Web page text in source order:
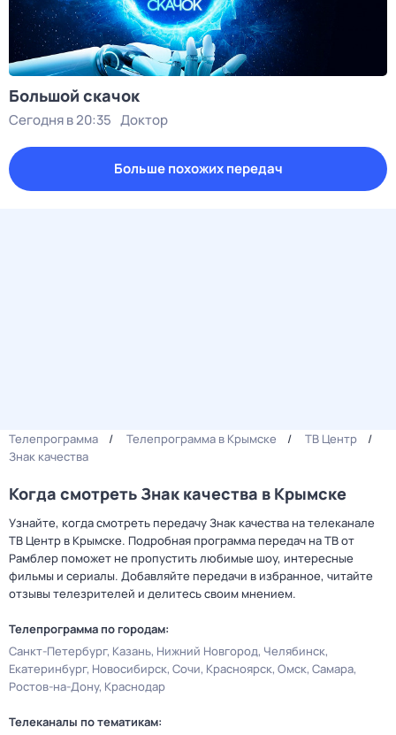
Большой скачок
Сегодня в 20:35 Доктор
Больше похожих передач
Телепрограмма Телепрограмма в Крымске
ТВ Центр
Знак качества
Когда смотреть Знак качества в Крымске
Узнайте, когда смотреть передачу Знак качества на телеканале
ТВ Центр в Крымске. Подробная программа передач на ТВ от
Рамблер поможет не пропустить любимые шоу, интересные
фильмы и сериалы. Добавляйте передачи в избранное, читайте
отзывы телезрителей и делитесь своим мнением.
Телепрограмма по городам:
Санкт-Петербург Казань Нижний Новгород Челябинск
Екатеринбург Новосибирск Сочи Красноярск Омск Самара
Ростов-на-Дону Краснодар
Телеканалы по тематикам: